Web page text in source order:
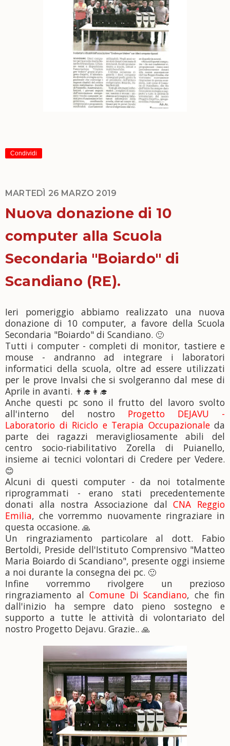
Condividi
MARTEDÌ 26 MARZO 2019
Nuova donazione di 10
computer alla Scuola
Secondaria "Boiardo" di
Scandiano (RE).
Ieri pomeriggio abbiamo realizzato una nuova
donazione di 10 computer, a favore della Scuola
Secondaria "Boiardo" di Scandiano. 🙂
Tutti i computer - completi di monitor, tastiere e
mouse - andranno ad integrare i laboratori
informatici della scuola, oltre ad essere utilizzati
per le prove Invalsi che si svolgeranno dal mese di
Aprile in avanti. 👨‍🎓 👩‍🎓
Anche questi pc sono il frutto del lavoro svolto
all'interno del nostro Progetto DEJAVU -
Laboratorio di Riciclo e Terapia Occupazionaleda
parte dei ragazzi meravigliosamente abili del
centro socio-riabilitativo Zorella di Puianello,
insieme ai tecnici volontari di Credere per Vedere.
😊
Alcuni di questi computer - da noi totalmente
riprogrammati - erano stati precedentemente
donati alla nostra Associazione dalCNA Reggio
Emilia, che vorremmo nuovamente ringraziare in
questa occasione. 🙏
Un ringraziamento particolare al dott. Fabio
Bertoldi, Preside dell'Istituto Comprensivo "Matteo
Maria Boiardo di Scandiano", presente oggi insieme
a noi durante la consegna dei pc. 🙂
Infine vorremmo rivolgere un prezioso
ringraziamento al Comune Di Scandiano, che fin
dall'inizio ha sempre dato pieno sostegno e
supporto a tutte le attività di volontariato del
nostro Progetto Dejavu. Grazie.. 🙏